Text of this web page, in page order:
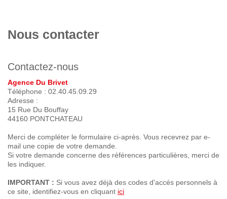
Acheter
Biens vendus
Notre Agence
Avis
Contact
Nous contacter
Contactez-nous
Agence Du Brivet
Téléphone : 02.40.45.09.29
Adresse :
15 Rue Du Bouffay
44160 PONTCHATEAU
Merci de compléter le formulaire ci-après. Vous recevrez par e-
mail une copie de votre demande.
Si votre demande concerne des références particulières, merci de
les indiquer.
IMPORTANT : Si vous avez déjà des codes d'accés personnels à
ce site, identifiez-vous en cliquant ici